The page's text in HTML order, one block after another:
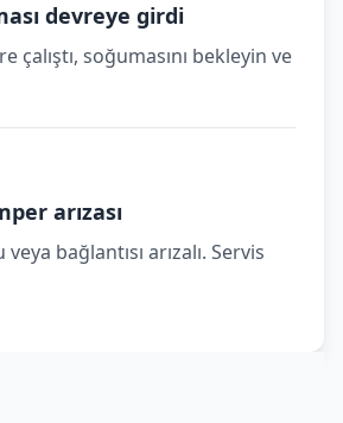
devreye girdi
çalıştı, soğumasını bekleyin ve
arızası
bağlantısı arızalı. Servis